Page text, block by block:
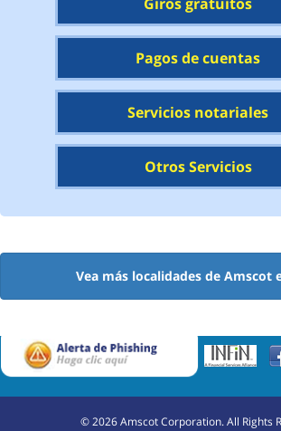
Pagos de cuentas
Servicios notariales
Otros Servicios
Vea más localidades de Amscot
©2026Amscot Corporation. All Rights